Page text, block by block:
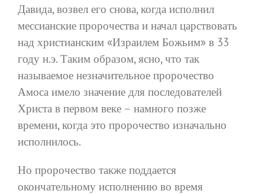
Давида, возвел его снова, когда исполнил
мессианские пророчества и начал царствовать
над христианским «Израилем Божьим» в 33
году н.э. Таким образом, ясно, что так
называемое незначительное пророчество
Амоса имело значение для последователей
Христа в первом веке – намного позже
времени, когда это пророчество изначально
исполнилось.
Но пророчество также поддается
окончательному исполнению во время